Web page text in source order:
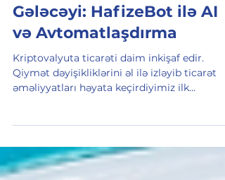
Nov 2, 2024
Kriptovalyuta Ticarətinin
Gələcəyi: HafizeBot ilə AI
və Avtomatlaşdırma
Qiymət dəyişikliklərini əl ilə izləyib ticarət
əməliyyatları həyata keçirdiyimiz ilk
günlərdən,...